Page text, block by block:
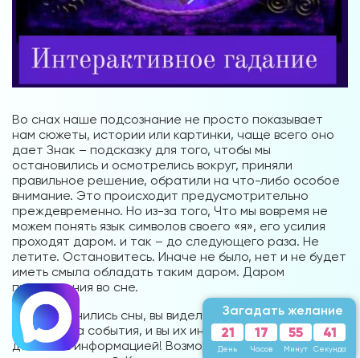
Во снах наше подсознание не просто показывает
нам сюжеты, истории или картинки, чаще всего оно
дает Знак – подсказку для того, чтобы мы
остановились и осмотрелись вокруг, приняли
правильное решение, обратили на что-либо особое
внимание. Это происходит предусмотрительно
преждевременно. Но из-за того, Что мы вовремя не
можем понять язык символов своего «я», его усилия
проходят даром. и так – до следующего раза. Не
летите. Остановитесь. Иначе не было, нет и не будет
иметь смыла обладать таким даром. Даром
предвидения во сне.
Если вам снились сны, вы видели знаки, в которых были
указания на события, и вы их интерпретировали,
делитесь информацией! Возможно, для кого-либо она
Загадать желание
21
День
17
Часов
55
Минут
38
Секунд